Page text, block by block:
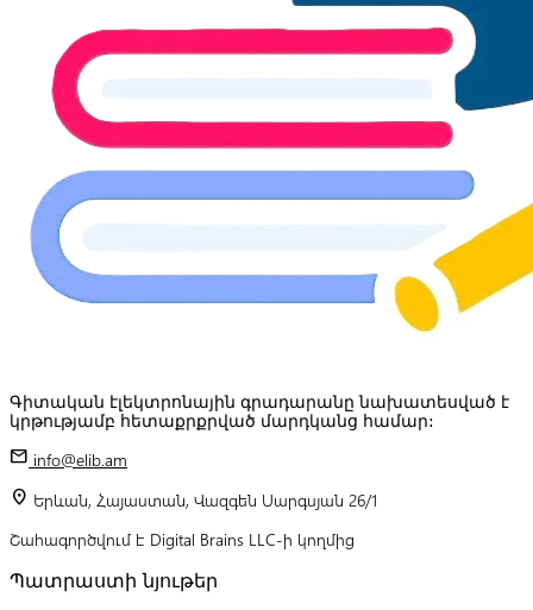
Գիտական էլեկտրոնային գրադարանը նախատեսված է
կրթությամբ հետաքրքրված մարդկանց համար:
mail info@elib.am
location_on Երևան, Հայաստան, Վազգեն Սարգսյան 26/1
Շահագործվում է Digital Brains LLC-ի կողմից
Պատրաստի նյութեր